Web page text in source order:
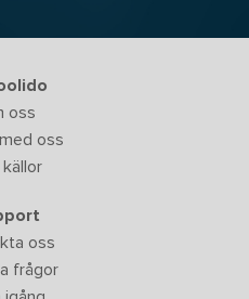
oss
oss
oss
frågor